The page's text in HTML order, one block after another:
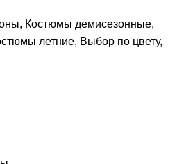
, Костюмы демисезонные,
летние, Выбор по цвету,